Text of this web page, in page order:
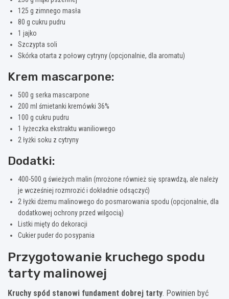
125 g zimnego masła
80 g cukru pudru
1 jajko
Szczypta soli
Skórka otarta z połowy cytryny (opcjonalnie, dla aromatu)
Krem mascarpone:
500 g serka mascarpone
200 ml śmietanki kremówki 36%
100 g cukru pudru
1 łyżeczka ekstraktu waniliowego
2 łyżki soku z cytryny
Dodatki:
400-500 g świeżych malin (mrożone również się sprawdzą, ale należy
je wcześniej rozmrozić i dokładnie odsączyć)
2 łyżki dżemu malinowego do posmarowania spodu (opcjonalnie, dla
dodatkowej ochrony przed wilgocią)
Listki mięty do dekoracji
Cukier puder do posypania
Przygotowanie kruchego spodu
tarty malinowej
Kruchy spód stanowi fundament dobrej tarty. Powinien być